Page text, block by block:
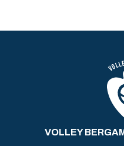
VOLLEY